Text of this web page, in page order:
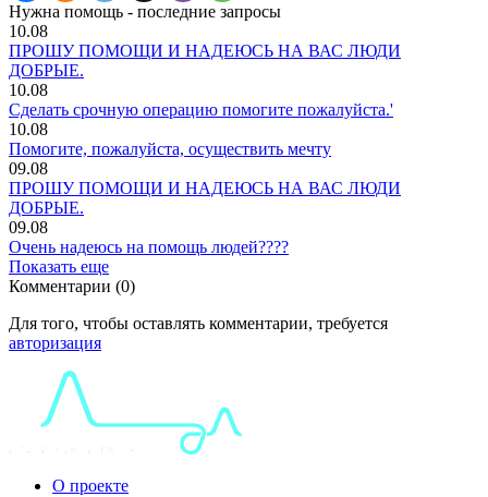
Нужна помощь - последние запросы
10.08
ПРОШУ ПОМОЩИ И НАДЕЮСЬ НА ВАС ЛЮДИ
ДОБРЫЕ.
10.08
Сделать срочную операцию помогите пожалуйста.'
10.08
Помогите, пожалуйста, осуществить мечту
09.08
ПРОШУ ПОМОЩИ И НАДЕЮСЬ НА ВАС ЛЮДИ
ДОБРЫЕ.
09.08
Очень надеюсь на помощь людей????
Показать еще
Комментарии (0)
Для того, чтобы оставлять комментарии, требуется
авторизация
О проекте